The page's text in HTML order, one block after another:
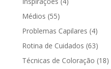
Médios (55)
Problemas Capilares (4)
Rotina de Cuidados (63)
Técnicas de Coloração (18)